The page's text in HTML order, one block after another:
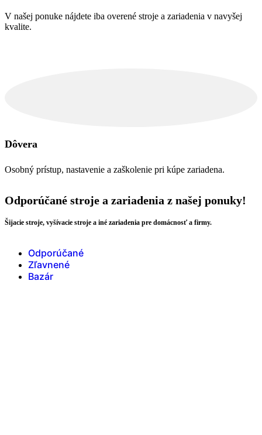
V našej ponuke nájdete iba overené stroje a zariadenia v navyšej
kvalite.
Dôvera
Osobný prístup, nastavenie a zaškolenie pri kúpe zariadena.
Odporúčané stroje a zariadenia z našej ponuky!
Šijacie stroje, vyšívacie stroje a iné zariadenia pre domácnosť a firmy.
Odporúčané
Zľavnené
Bazár